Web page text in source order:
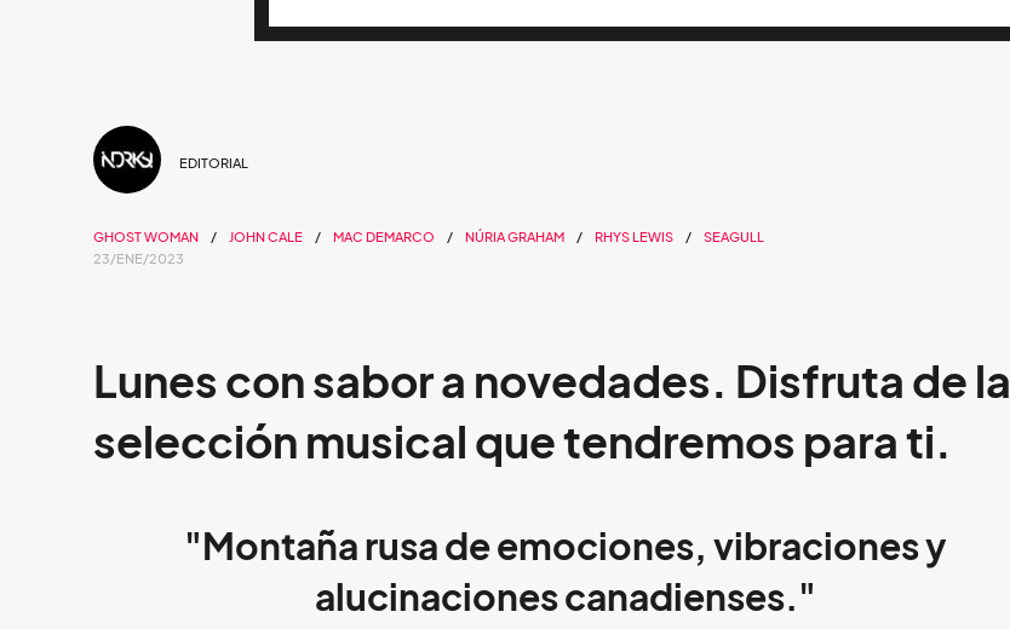
EDITORIAL
GHOST WOMAN JOHN CALE MAC DEMARCO NÚRIA GRAHAM RHYS LEWIS
SEAGULL
23/ENE/2023
Lunes con sabor a novedades. Disfruta de la
selección musical que tendremos para ti.
"Montaña rusa de emociones, vibraciones y
alucinaciones canadienses."